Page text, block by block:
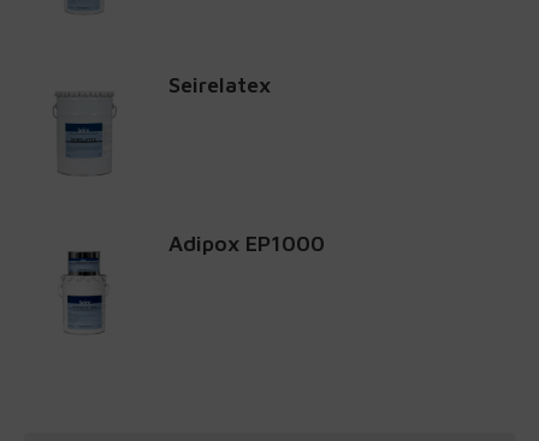
Seirelatex
Adipox EP1000